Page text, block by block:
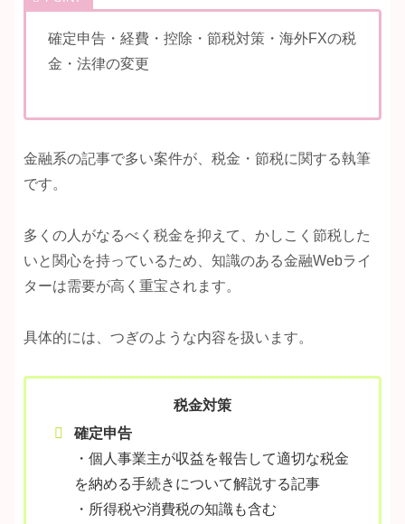
確定申告・経費・控除・節税対策・海外FXの税
金・法律の変更
金融系の記事で多い案件が、税金・節税に関する執筆
です。
多くの人がなるべく税金を抑えて、かしこく節税した
いと関心を持っているため、知識のある金融Webライ
ターは需要が高く重宝されます。
具体的には、つぎのような内容を扱います。
税金対策
確定申告
・個人事業主が収益を報告して適切な税金
を納める手続きについて解説する記事
・所得税や消費税の知識も含む